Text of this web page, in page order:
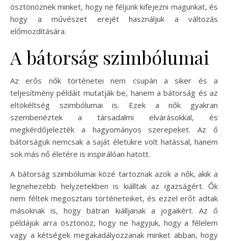
ösztönöznek minket, hogy ne féljünk kifejezni magunkat, és
hogy a művészet erejét használjuk a változás
előmozdítására.
A bátorság szimbólumai
Az erős nők történetei nem csupán a siker és a
teljesítmény példáit mutatják be, hanem a bátorság és az
eltökéltség szimbólumai is. Ezek a nők gyakran
szembenéztek a társadalmi elvárásokkal, és
megkérdőjelezték a hagyományos szerepeket. Az ő
bátorságuk nemcsak a saját életükre volt hatással, hanem
sok más nő életére is inspirálóan hatott.
A bátorság szimbólumai közé tartoznak azok a nők, akik a
legnehezebb helyzetekben is kiálltak az igazságért. Ők
nem féltek megosztani történeteiket, és ezzel erőt adtak
másoknak is, hogy bátran kiálljanak a jogaikért. Az ő
példájuk arra ösztönöz, hogy ne hagyjuk, hogy a félelem
vagy a kétségek megakadályozzanak minket abban, hogy